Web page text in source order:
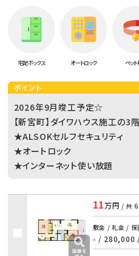
宅配ボックス オートロック ペッ
ポイント
2026年9月竣工予定☆
【新宮町】ダイワハウス施工の3
★ALSOKセルフセキュリティ
★オートロック
★インターネット使い放題
11万円 / 共
敷金 / 礼金 / 保
- / 280,000